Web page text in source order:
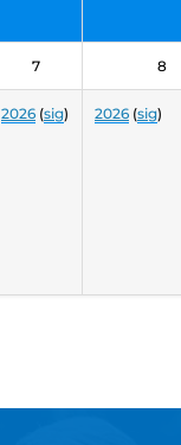
7 8
2026 (sig) 2026 (sig)